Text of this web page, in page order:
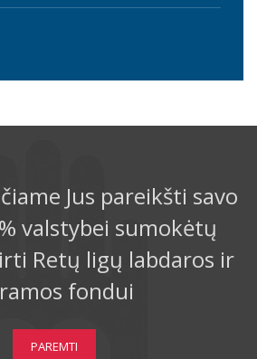
Jus pareikšti savo
valstybei sumokėtų
Retų ligų labdaros ir
fondui
PAREMTI